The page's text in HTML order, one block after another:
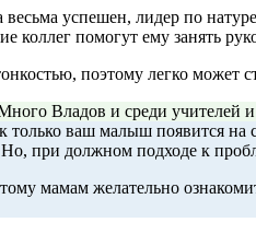
успешен, лидер по
коллег помогут ему занять
поэтому легко
Владов и среди учителей и
только ваш малыш появится на
при должном подходе к
мамам желательно